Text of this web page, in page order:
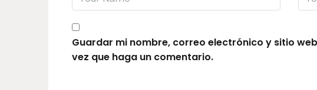
Guardar mi nombre, correo electrónico y sitio
vez que haga un comentario.